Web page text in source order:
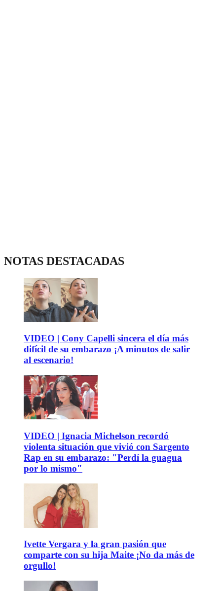
NOTAS DESTACADAS
VIDEO | Cony Capelli sincera el día más
difícil de su embarazo ¡A minutos de salir
al escenario!
VIDEO | Ignacia Michelson recordó
violenta situación que vivió con Sargento
Rap en su embarazo: "Perdí la guagua
por lo mismo"
Ivette Vergara y la gran pasión que
comparte con su hija Maite ¡No da más de
orgullo!